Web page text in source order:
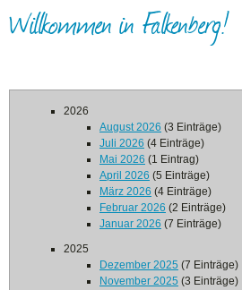
Willkommen in Falkenberg!
2026
August 2026 (3 Einträge)
Juli 2026 (4 Einträge)
Mai 2026 (1 Eintrag)
April 2026 (5 Einträge)
März 2026 (4 Einträge)
Februar 2026 (2 Einträge)
Januar 2026 (7 Einträge)
2025
Dezember 2025 (7 Einträge)
November 2025 (3 Einträge)